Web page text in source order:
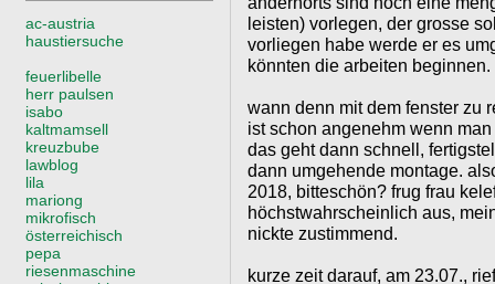
ac-austria
haustiersuche
feuerlibelle
herr paulsen
isabo
kaltmamsell
kreuzbube
lawblog
lila
mariong
mikrofisch
österreichisch
pepa
riesenmaschine
leisten) vorlegen, der grosse
vorliegen habe werde er es
könnten die arbeiten beginnen.
wann denn mit dem fenster zu
ist schon angenehm wenn
das geht dann schnell,
dann umgehende montage.
2018, bitteschön? frug frau
höchstwahrscheinlich aus,
nickte zustimmend.
kurze zeit darauf, am 23.07.,